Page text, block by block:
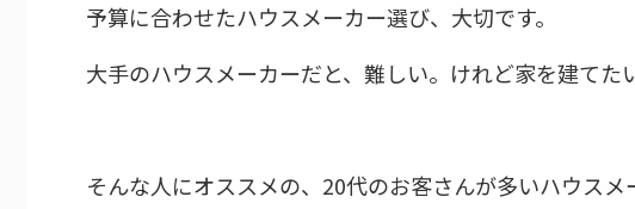
予算に合わせたハウスメーカー選び、大切です。
大手のハウスメーカーだと、難しい。けれど家を建てた
そんな人にオススメの、20代のお客さんが多いハウスメ